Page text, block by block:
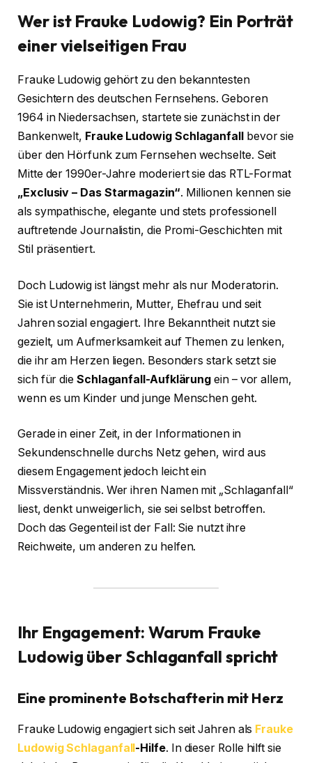
Wer ist Frauke Ludowig? Ein Porträt
einer vielseitigen Frau
Frauke Ludowig gehört zu den bekanntesten
Gesichtern des deutschen Fernsehens. Geboren
1964 in Niedersachsen, startete sie zunächst in der
Bankenwelt, Frauke Ludowig Schlaganfall
bevor sie
über den Hörfunk zum Fernsehen wechselte. Seit
Mitte der 1990er-Jahre moderiert sie das RTL-Format
„Exclusiv – Das Starmagazin“. Millionen kennen sie
als sympathische, elegante und stets professionell
auftretende Journalistin, die Promi-Geschichten mit
Stil präsentiert.
Doch Ludowig ist längst mehr als nur Moderatorin.
Sie ist Unternehmerin, Mutter, Ehefrau und seit
Jahren sozial engagiert. Ihre Bekanntheit nutzt sie
gezielt, um Aufmerksamkeit auf Themen zu lenken,
die ihr am Herzen liegen. Besonders stark setzt sie
sich für die Schlaganfall-Aufklärung ein – vor allem,
wenn es um Kinder und junge Menschen geht.
Gerade in einer Zeit, in der Informationen in
Sekundenschnelle durchs Netz gehen, wird aus
diesem Engagement jedoch leicht ein
Missverständnis. Wer ihren Namen mit „Schlaganfall“
liest, denkt unweigerlich, sie sei selbst betroffen.
Doch das Gegenteil ist der Fall: Sie nutzt ihre
Reichweite, um anderen zu helfen.
Ihr Engagement: Warum Frauke
Ludowig über Schlaganfall spricht
Eine prominente Botschafterin mit Herz
Frauke Ludowig engagiert sich seit Jahren als Frauke
Ludowig Schlaganfall-Hilfe. In dieser Rolle hilft sie